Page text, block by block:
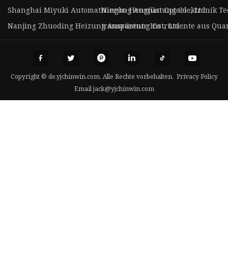
Shanghai Miyuki Automatisierung Ausrüstung Co ., Ltd .
Ningbo Hengjian Optoelektronik
Nanjing Zhuoding Heizung Ausrüstung Co ., Ltd .
transparente Instrumente aus
Copyright © de.yjchinwin.com, Alle Rechte vorbehalten. Privacy Policy
Emailjack@yjchinwin.com